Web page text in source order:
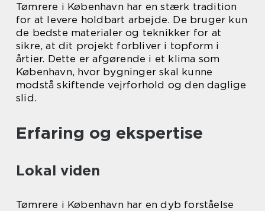
Tømrere i København har en stærk tradition
for at levere holdbart arbejde. De bruger kun
de bedste materialer og teknikker for at
sikre, at dit projekt forbliver i topform i
årtier. Dette er afgørende i et klima som
København, hvor bygninger skal kunne
modstå skiftende vejrforhold og den daglige
slid.
Erfaring og ekspertise
Lokal viden
Tømrere i København har en dyb forståelse